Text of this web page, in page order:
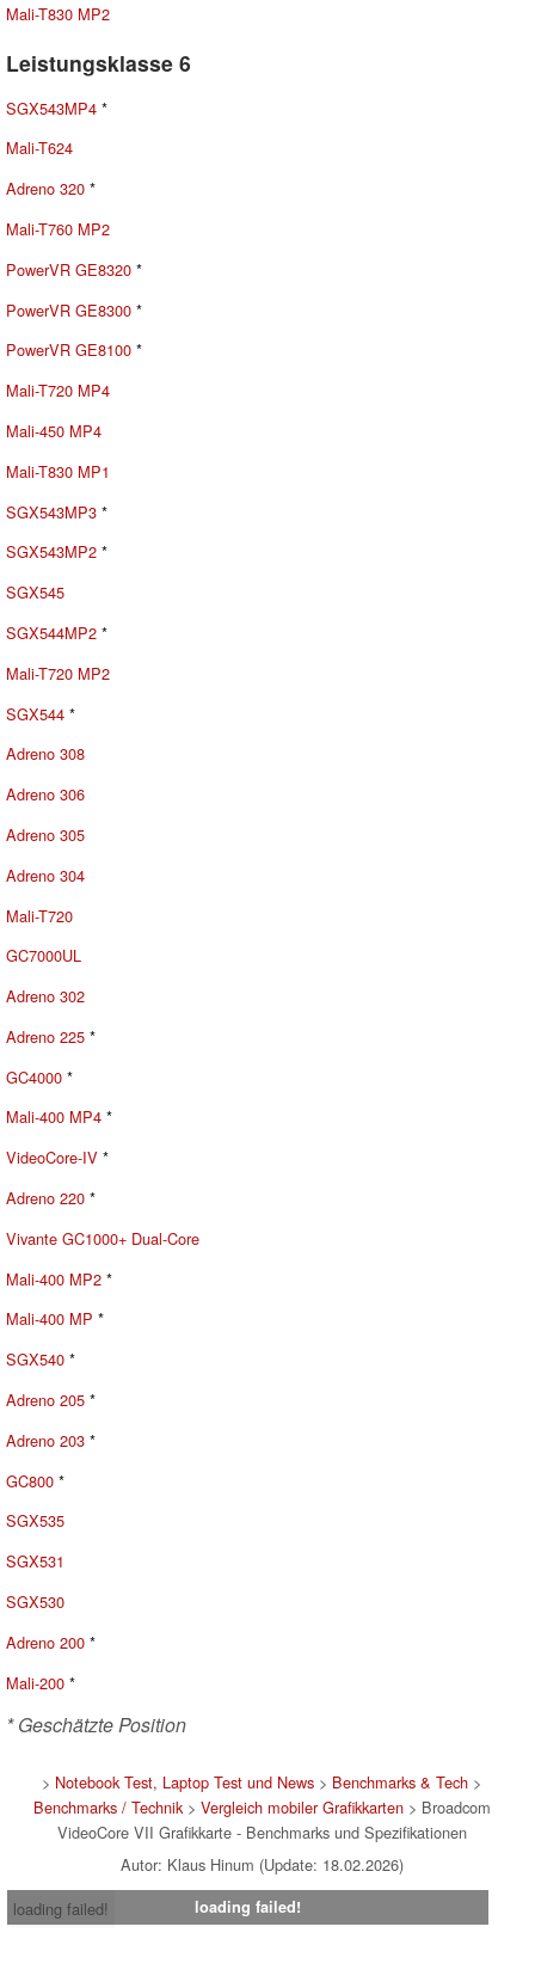
Mali-T830 MP2
Leistungsklasse 6
SGX543MP4 *
Mali-T624
Adreno 320 *
Mali-T760 MP2
PowerVR GE8320 *
PowerVR GE8300 *
PowerVR GE8100 *
Mali-T720 MP4
Mali-450 MP4
Mali-T830 MP1
SGX543MP3 *
SGX543MP2 *
SGX545
SGX544MP2 *
Mali-T720 MP2
SGX544 *
Adreno 308
Adreno 306
Adreno 305
Adreno 304
Mali-T720
GC7000UL
Adreno 302
Adreno 225 *
GC4000 *
Mali-400 MP4 *
VideoCore-IV *
Adreno 220 *
Vivante GC1000+ Dual-Core
Mali-400 MP2 *
Mali-400 MP *
SGX540 *
Adreno 205 *
Adreno 203 *
GC800 *
SGX535
SGX531
SGX530
Adreno 200 *
Mali-200 *
* Geschätzte Position
> Notebook Test, Laptop Test und News > Benchmarks & Tech >
Benchmarks / Technik> Vergleich mobiler Grafikkarten> Broadcom
VideoCore VII Grafikkarte - Benchmarks und Spezifikationen
Autor: Klaus Hinum (Update: 18.02.2026)
loading failed!
loading failed!